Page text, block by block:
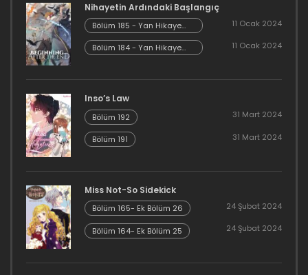
Bölüm 243
1 Mayıs 2024
Bölüm 242
1 Mayıs 2024
Bölüm 241
1 Mayıs 2024
1 Mayıs 2024
Bölüm 239
1 Mayıs 2024
Nihayetin Ardındaki Başlangıç
Bölüm 185 - Yan Hikaye
Kısım 7
11 Ocak 2024
Bölüm 184 - Yan Hikaye
Kısım 6
11 Ocak 2024
Inso’s Law
Bölüm 192 31 Mart 2024
Bölüm 191 31 Mart 2024
Miss Not-So Sidekick
Bölüm 165- Ek Bölüm 26 24 Şubat 2024
Bölüm 164- Ek Bölüm 25 24 Şubat 2024